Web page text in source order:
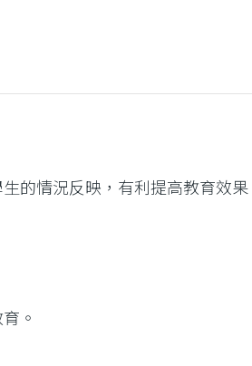
的情況反映，有利提高教育效果
。